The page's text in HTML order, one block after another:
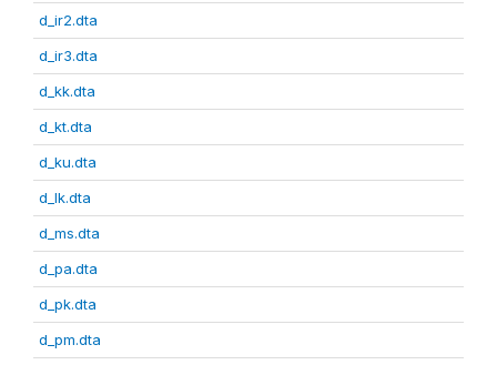
d_ir2.dta
d_ir3.dta
d_kk.dta
d_kt.dta
d_ku.dta
d_lk.dta
d_ms.dta
d_pa.dta
d_pk.dta
d_pm.dta